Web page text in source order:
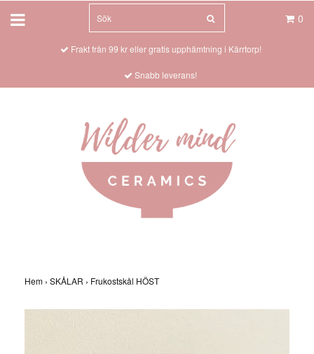
0
Frakt från 99 kr eller gratis upphämtning i Kärrtorp!
Snabb leverans!
Hem › SKÅLAR › Frukostskål HÖST